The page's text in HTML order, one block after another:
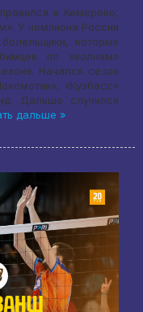
в Кемерово,
У чемпиона России
которые
по «волнам»
Начался сезон
«Кузбасс»
Дальше случился
дальше »